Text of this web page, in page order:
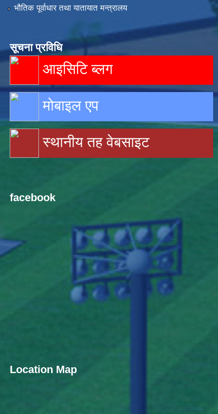
भौतिक पूर्वाधार तथा यातायात मन्त्रालय
सूचना प्रविधि
आइसिटि ब्लग
मोबाइल एप
स्थानीय तह वेबसाइट
facebook
Location Map